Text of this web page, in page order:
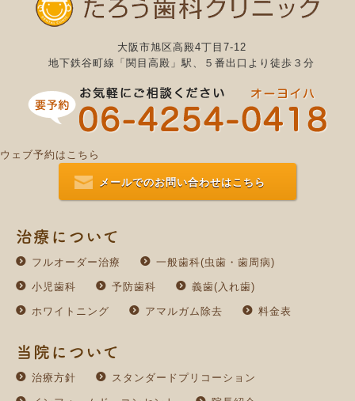
大阪市旭区高殿4丁目7-12
地下鉄谷町線「関目高殿」駅、５番出口より徒歩３分
ウェブ予約はこちら
メールでのお問い合わせはこちら
治療について
フルオーダー治療 一般歯科(虫歯・歯周病)
小児歯科 予防歯科 義歯(入れ歯)
ホワイトニング アマルガム除去 料金表
当院について
治療方針 スタンダードプリコーション